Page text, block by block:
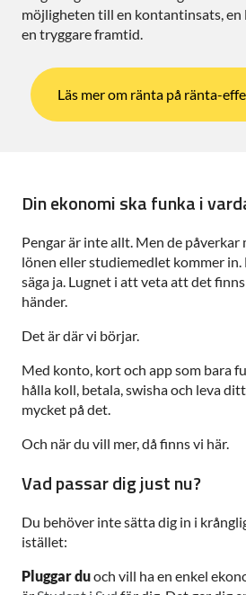
möjligheten till en kontantinsats, en
en tryggare framtid.
Läs mer om ränta på ränta-
Din ekonomi ska funka i
Pengar är inte allt. Men de påverkar
lönen eller studiemedlet kommer
säga ja. Lugnet i att veta att det
händer.
Det är där vi börjar.
Med konto, kort och app som bara
hålla koll, betala, swisha och leva
mycket på det.
Och när du vill mer, då finns vi här.
Vad passar dig just nu?
Du behöver inte sätta dig in i
istället:
Pluggar duoch vill ha en enkel